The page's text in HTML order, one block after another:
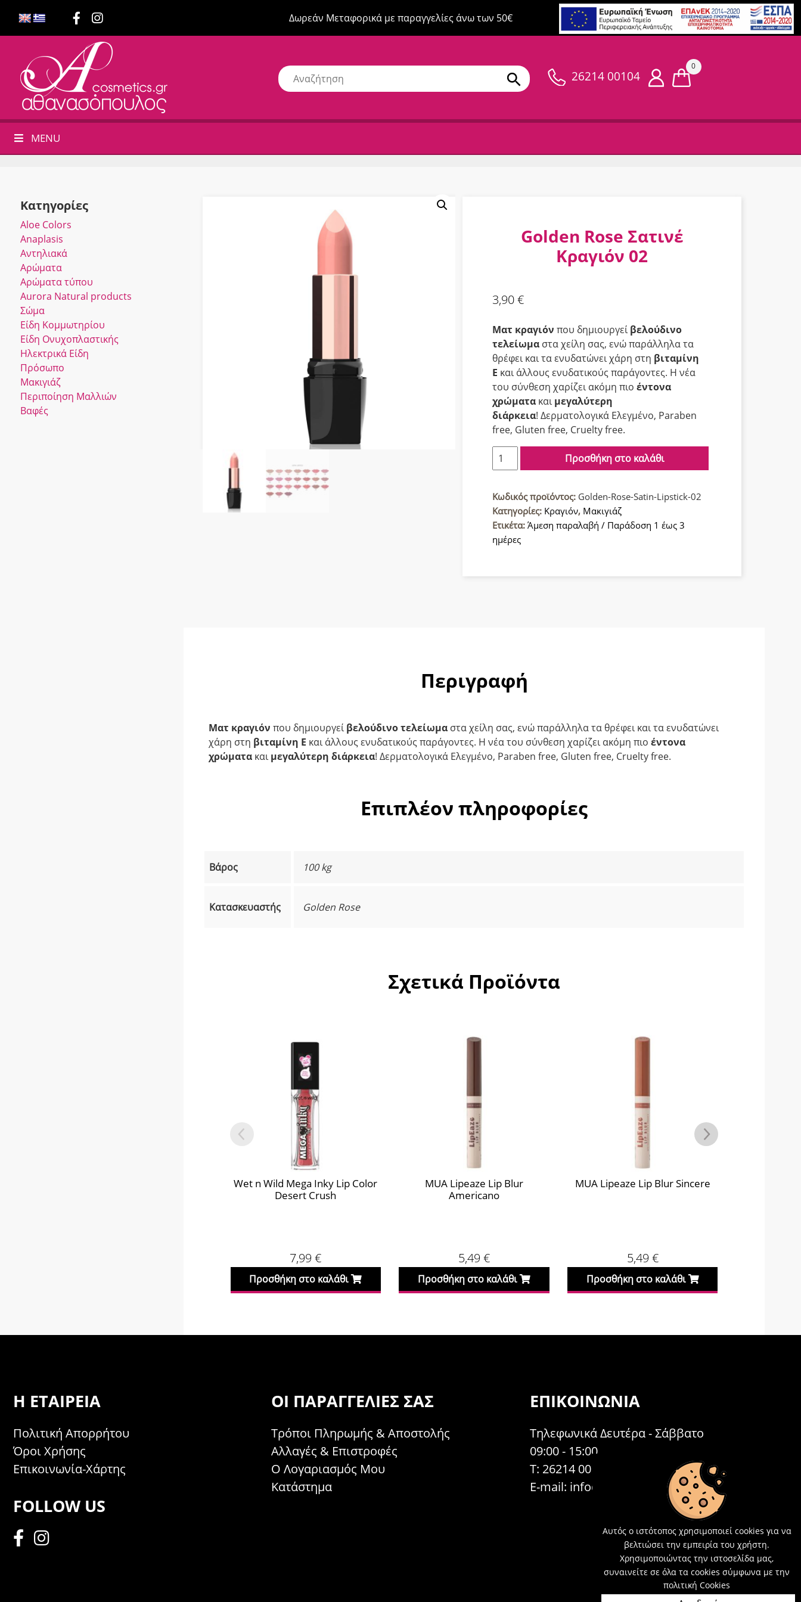
Δωρεάν Μεταφορικά με παραγγελίες άνω των 50€
26214 00104
0
MENU
Κατηγορίες
Αloe Colors
Anaplasis
Αντηλιακά
Αρώματα
Αρώματα τύπου
Αurora Νatural products
Σώμα
Είδη Κομμωτηρίου
Είδη Ονυχοπλαστικής
Ηλεκτρικά Είδη
Πρόσωπο
Μακιγιάζ
Περιποίηση Μαλλιών
Βαφές
Golden Rose Σατινέ
Κραγιόν 02
3,90€
Ματ κραγιόν που δημιουργείβελούδινο
τελείωμα στα χείλη σας, ενώ παράλληλα τα
θρέφει και τα ενυδατώνει χάρη στη βιταμίνη
Ε και άλλους ενυδατικούς παράγοντες. Η νέα
του σύνθεση χαρίζει ακόμη πιο έντονα
χρώματα καιμεγαλύτερη
διάρκεια! Δερματολογικά Ελεγμένο, Paraben
free, Gluten free, Cruelty free.
Golden
Rose
Κραγιόν
02
ποσότητα
Προσθήκη στο καλάθι
Κωδικός προϊόντος: Golden-Rose-Satin-Lipstick-02
Κατηγορίες: Κραγιόν, Μακιγιάζ
Ετικέτα: Άμεση παραλαβή / Παράδοση 1 έως 3
ημέρες
Περιγραφή
Ματ κραγιόν που δημιουργείβελούδινο τελείωμα στα χείλη σας, ενώ παράλληλα τα θρέφει και τα ενυδατώνει
χάρη στη βιταμίνη Ε και άλλους ενυδατικούς παράγοντες. Η νέα του σύνθεση χαρίζει ακόμη πιο έντονα
χρώματα καιμεγαλύτερη διάρκεια! Δερματολογικά Ελεγμένο, Paraben free, Gluten free, Cruelty free.
Επιπλέον πληροφορίες
Βάρος 100 kg
Κατασκευαστής Golden Rose
Σχετικά Προϊόντα
Wet n Wild Mega Inky Lip Color
Desert Crush
7,99€
Προσθήκη στο καλάθι
MUA Lipeaze Lip Blur
Americano
5,49 €
Προσθήκη στο καλάθι
MUA Lipeaze Lip Blur Sincere
5,49 €
Προσθήκη στο καλάθι
Η ΕΤΑΙΡΕΊΑ
Πολιτική Απορρήτου
Όροι Χρήσης
Επικοινωνία-Χάρτης
FOLLOW US
ΟΙ ΠΑΡΑΓΓΕΛΊΕΣ ΣΑΣ
Τρόποι Πληρωμής & Αποστολής
Αλλαγές & Επιστροφές
Ο Λογαριασμός Μου
Κατάστημα
ΕΠΙΚΟΙΝΩΝΊΑ
Τηλεφωνικά Δευτέρα - Σάββατο
09:00 - 15:00
Τ: 26214 00104
E-mail: info@acosmetics.gr
Αυτός ο ιστότοπος χρησιμοποιεί cookies για να
βελτιώσει την εμπειρία του χρήστη.
Χρησιμοποιώντας την ιστοσελίδα μας,
συναινείτε σε όλα τα cookies σύμφωνα με την
πολιτική Cookies